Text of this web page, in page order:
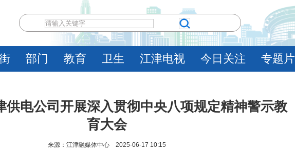
部门 教育 卫生 江津电视 今日关注 专题片
供电公司开展深入贯彻中央八项规定精神警示教
育大会
来源：江津融媒体中心 2025-06-17 10:15